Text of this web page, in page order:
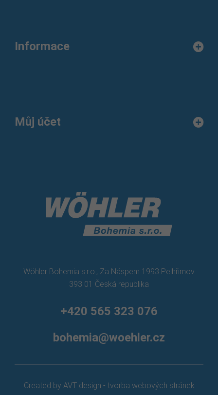
Informace
Created by AVT design - tvorba webových stránek
Můj účet
Wöhler Bohemia s.r.o., Za Náspem 1993 Pelhřimov
393 01 Česká republika
+420 565 323 076
bohemia@woehler.cz